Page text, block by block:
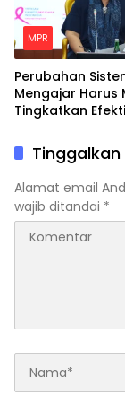
MPR
Perubahan
Mengajar Harus
Tingkatkan
Alamat email
wajib ditandai *